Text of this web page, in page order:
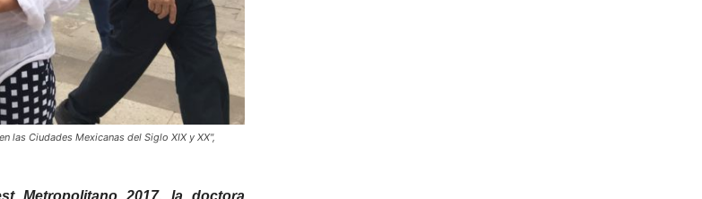
las Ciudades Mexicanas del Siglo XIX y XX",
Metropolitano 2017, la doctora